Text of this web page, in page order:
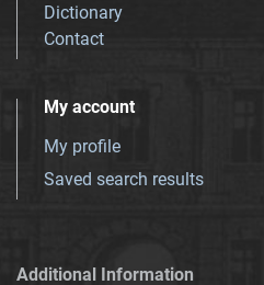
Dictionary
Contact
My account
My profile
Saved search results
Additional Information